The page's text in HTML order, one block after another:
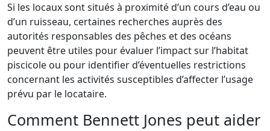
Si les locaux sont situés à proximité d’un cours d’eau ou
d’un ruisseau, certaines recherches auprès des
autorités responsables des pêches et des océans
peuvent être utiles pour évaluer l’impact sur l’habitat
piscicole ou pour identifier d’éventuelles restrictions
concernant les activités susceptibles d’affecter l’usage
prévu par le locataire.
Comment Bennett Jones peut aider